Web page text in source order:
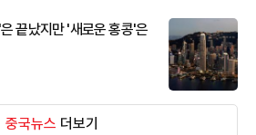
끝났지만 '새로운 홍콩'은
중국뉴스 더보기